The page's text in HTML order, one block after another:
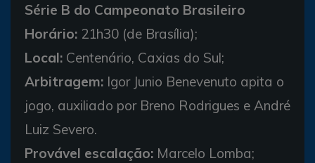
Série B do Campeonato Brasileiro
Horário: 21h30 (de Brasília);
Local: Centenário, Caxias do Sul;
Arbitragem: Igor Junio Benevenuto apita o
jogo, auxiliado por Breno Rodrigues e André
Luiz Severo.
Provável escalação: Marcelo Lomba;